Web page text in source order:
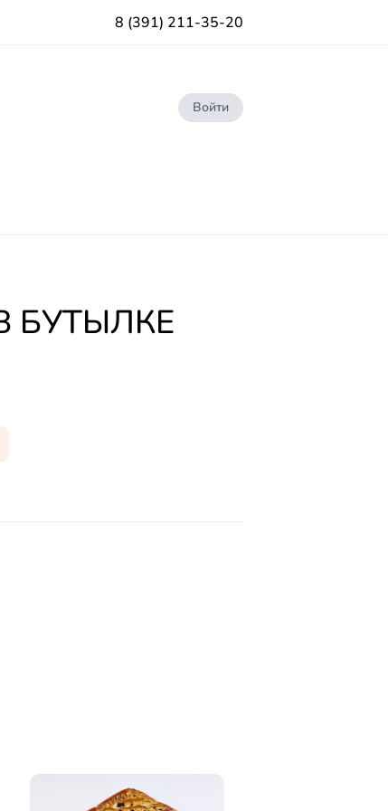
8 (391) 211-35-20
Войти
БУТЫЛКЕ